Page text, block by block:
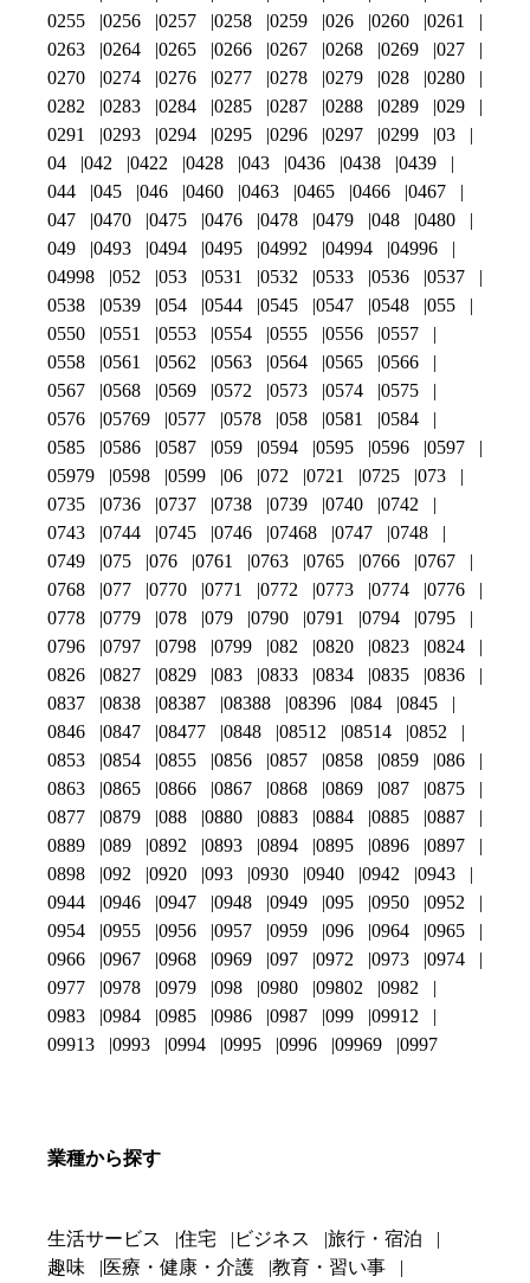
0255
0256 0257 0258 0259 026 0260
0261
0263
0264 0265 0266 0267 0268 0269
027
0270
0274 0276 0277 0278 0279 028
0280
0282
0283 0284 0285 0287 0288 0289
029
0291
0293 0294 0295 0296 0297 0299
03
04
042 0422 0428 043 0436 0438
0439
044
045 046 0460 0463 0465 0466
0467
047
0470 0475 0476 0478 0479 048
0480
049
0493 0494 0495 04992 04994
04996
04998
052 053 0531 0532 0533 0536
0537
0538
0539 054 0544 0545 0547 0548
055
0550
0551 0553 0554 0555 0556
0557
0558
0561 0562 0563 0564 0565
0566
0567
0568 0569 0572 0573 0574
0575
0576
05769 0577 0578 058 0581
0584
0585
0586 0587 059 0594 0595 0596
0597
05979
0598 0599 06 072 0721 0725
073
0735
0736 0737 0738 0739 0740
0742
0743
0744 0745 0746 07468 0747
0748
0749
075 076 0761 0763 0765 0766
0767
0768
077 0770 0771 0772 0773 0774
0776
0778
0779 078 079 0790 0791 0794
0795
0796
0797 0798 0799 082 0820 0823
0824
0826
0827 0829 083 0833 0834 0835
0836
0837
0838 08387 08388 08396 084
0845
0846
0847 08477 0848 08512 08514
0852
0853
0854 0855 0856 0857 0858 0859
086
0863
0865 0866 0867 0868 0869 087
0875
0877
0879 088 0880 0883 0884 0885
0887
0889
089 0892 0893 0894 0895 0896
0897
0898
092 0920 093 0930 0940 0942
0943
0944
0946 0947 0948 0949 095 0950
0952
0954
0955 0956 0957 0959 096 0964
0965
0966
0967 0968 0969 097 0972 0973
0974
0977
0978 0979 098 0980 09802
0982
0983
0984 0985 0986 0987 099
09912
09913
0993 0994 0995 0996 09969 0997
業種から探す
生活サービス 住宅 ビジネス
旅行・宿泊
趣味
医療・健康・介護
教育・習い事